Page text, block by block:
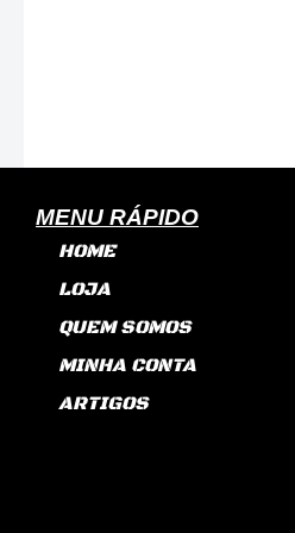
MENU RÁPIDO
HOME
LOJA
QUEM SOMOS
MINHA CONTA
ARTIGOS